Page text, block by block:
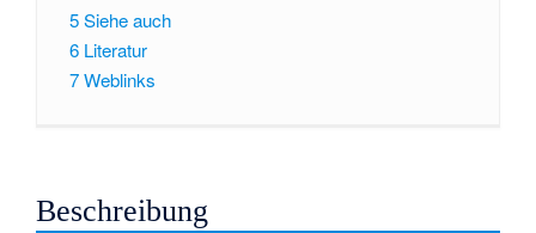
5Siehe auch
6 Literatur
7Weblinks
Beschreibung